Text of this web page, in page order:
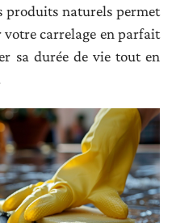
produits naturels permet
carrelage en parfait
sa durée de vie tout en